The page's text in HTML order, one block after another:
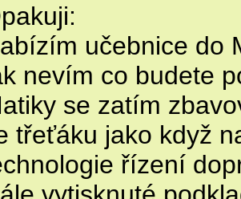
učebnice do
nevím co budete
se zatím
třeťáku jako když
řízení